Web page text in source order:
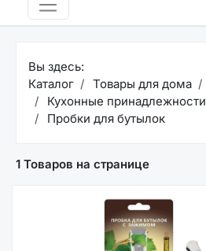
Вы здесь:
Каталог
Товары для дома
Кухонные принадлежности
Пробки для бутылок
1 Товаров на странице